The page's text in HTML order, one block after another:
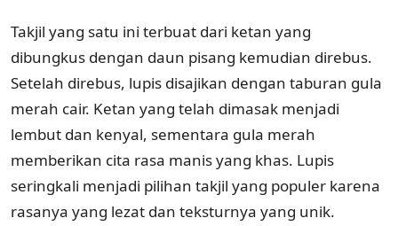
Takjil yang satu ini terbuat dari ketan yang
dibungkus dengan daun pisang kemudian direbus.
Setelah direbus, lupis disajikan dengan taburan gula
merah cair. Ketan yang telah dimasak menjadi
lembut dan kenyal, sementara gula merah
memberikan cita rasa manis yang khas. Lupis
seringkali menjadi pilihan takjil yang populer karena
rasanya yang lezat dan teksturnya yang unik.